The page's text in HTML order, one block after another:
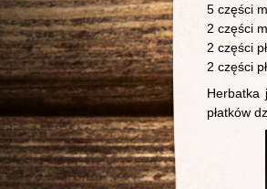
5 części
2 części
2 części
2 części
Herbatka
płatków